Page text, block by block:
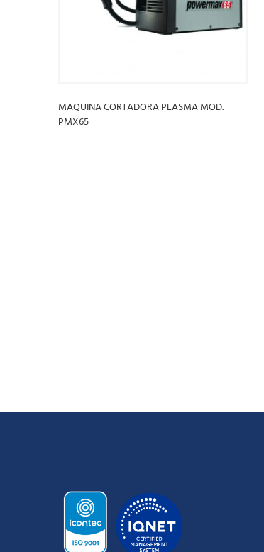
MAQUINA CORTADORA PLASMA MOD.
PMX65